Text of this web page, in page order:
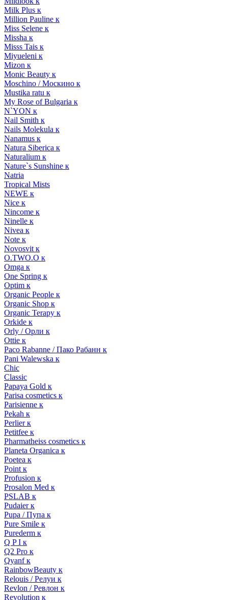
Milk Plus к
Million Pauline к
Miss Selene к
Missha к
Misss Tais к
Miyueleni к
Mizon к
Monic Beauty к
Moschino / Москино к
Mustika ratu к
My Rose of Bulgaria к
N`YON к
Nail Smith к
Nails Molekula к
Nanamus к
Natura Siberica к
Naturalium к
Nature`s Sunshine к
Natria
Tropical Mists
NEWE к
Nice к
Nincome к
Ninelle к
Nivea к
Note к
Novosvit к
O.TWO.O к
Omga к
One Spring к
Optim к
Organic People к
Organic Shop к
Organic Terapy к
Orkide к
Orly / Орли к
Ottie к
Paco Rabanne / Пако Рабанн к
Pani Walewska к
Chic
Classic
Papaya Gold к
Parisa cosmetics к
Parisienne к
Pekah к
Perlier к
Petitfee к
Pharmatheiss cosmetics к
Planeta Organica к
Poetea к
Point к
Profusion к
Prosalon Med к
PSLAB к
Pudaier к
Pupa / Пупа к
Pure Smile к
Purederm к
Q P I к
Q2 Pro к
Qyanf к
RainbowBeauty к
Relouis / Релуи к
Revlon / Ревлон к
Revolution к